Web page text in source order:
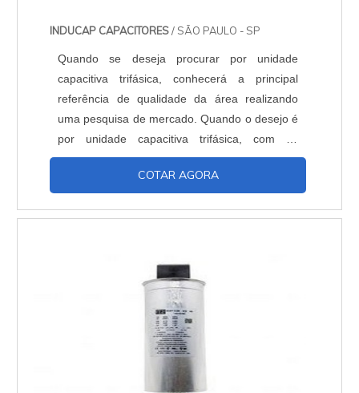
INDUCAP CAPACITORES/ SÃO PAULO - SP
Quando se deseja procurar por unidade
capacitiva trifásica, conhecerá a principal
referência de qualidade da área realizando
uma pesquisa de mercado. Quando o desejo é
por unidade capacitiva trifásica, com os
profissionais da Inducap Capacitores o cliente
encontrará proteção com assessoria técnica
UNIDADE CAPACITIVA TRIFÁSICA A Inducap
COTAR AGORA